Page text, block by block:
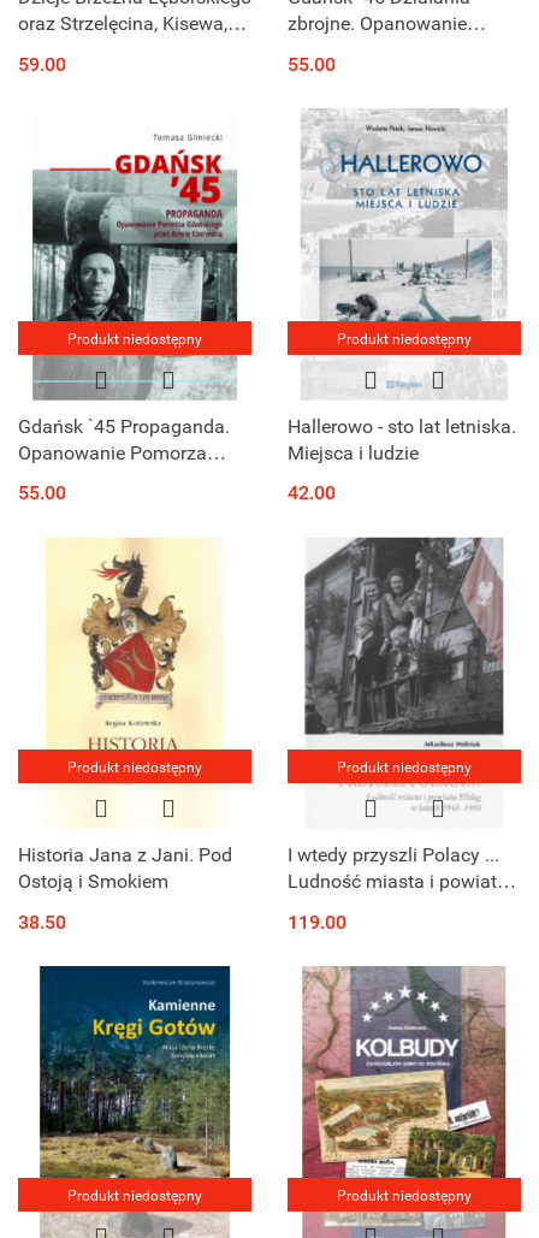
oraz Strzelęcina, Kisewa,
Świetlina,Dąbrowy
Brzezieńskiej,Wysokiego,Chrzanowa
59.00
zbrojne. Opanowanie
Armię Czerwoną
55.00
Produkt niedostępny
Gdańsk `45 Propaganda.
Opanowanie Pomorza
Czerwoną
55.00
Produkt niedostępny
Hallerowo - sto lat letniska.
Miejsca i ludzie
42.00
Produkt niedostępny
Historia Jana z Jani. Pod
Ostoją i Smokiem
38.50
Produkt niedostępny
I wtedy przyszli Polacy ...
Ludność miasta i powiatu
1950
119.00
Produkt niedostępny Produkt niedostępny